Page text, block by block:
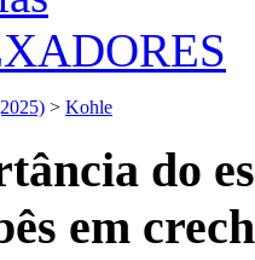
> Kohle
do
em